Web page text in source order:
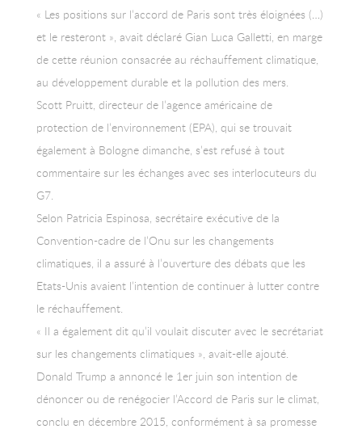
« Les positions sur l’accord de Paris sont très éloignées (…)
et le resteront », avait déclaré Gian Luca Galletti, en marge
de cette réunion consacrée au réchauffement climatique,
au développement durable et la pollution des mers.
Scott Pruitt, directeur de l’agence américaine de
protection de l’environnement (EPA), qui se trouvait
également à Bologne dimanche, s’est refusé à tout
commentaire sur les échanges avec ses interlocuteurs du
G7.
Selon Patricia Espinosa, secrétaire exécutive de la
Convention-cadre de l’Onu sur les changements
climatiques, il a assuré à l’ouverture des débats que les
Etats-Unis avaient l’intention de continuer à lutter contre
le réchauffement.
« Il a également dit qu’il voulait discuter avec le secrétariat
sur les changements climatiques », avait-elle ajouté.
Donald Trump a annoncé le 1er juin son intention de
dénoncer ou de renégocier l’Accord de Paris sur le climat,
conclu en décembre 2015, conformément à sa promesse